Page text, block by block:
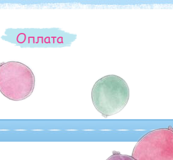
Оплата